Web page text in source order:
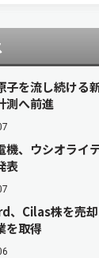
子を流し続け
測へ前進
機、ウシオライ
表
、Cilas株を売
を取得